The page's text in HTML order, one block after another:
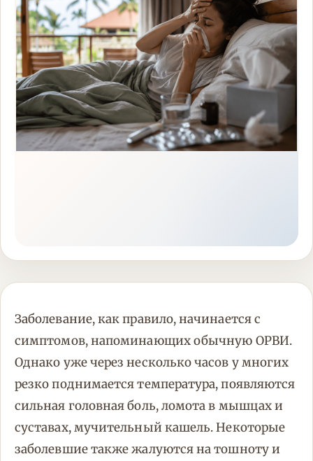
Заболевание, как правило, начинается с
симптомов, напоминающих обычную ОРВИ.
Однако уже через несколько часов у многих
резко поднимается температура, появляются
сильная головная боль, ломота в мышцах и
суставах, мучительный кашель. Некоторые
заболевшие также жалуются на тошноту и